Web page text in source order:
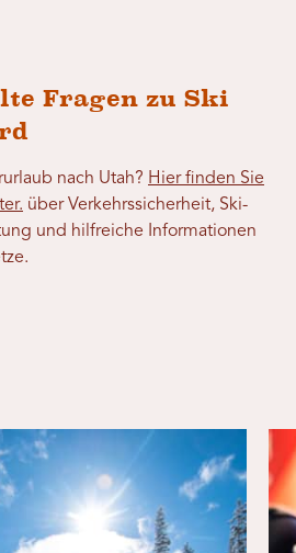
Fragen zu Ski
nach Utah? Hier finden Sie
über Verkehrssicherheit, Ski-
und hilfreiche Informationen